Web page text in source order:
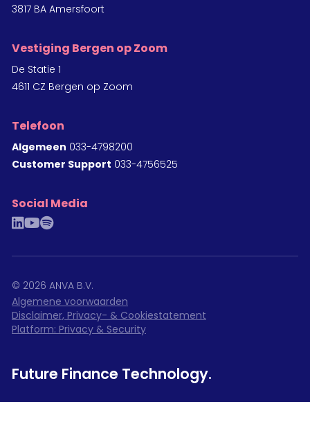
3817 BA Amersfoort
Vestiging Bergen op Zoom
De Statie 1
4611 CZ Bergen op Zoom
Telefoon
Algemeen 033-4798200
Customer Support 033-4756525
Social Media
linkedinyoutubespotify
© 2026 ANVA B.V.
Algemene voorwaarden
Disclaimer, Privacy- & Cookiestatement
Platform: Privacy & Security
Future Finance Technology.